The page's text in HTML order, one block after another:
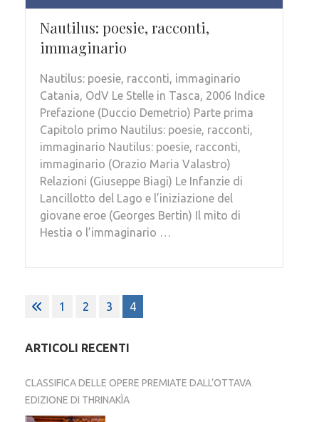
Nautilus: poesie, racconti,
immaginario
Nautilus: poesie, racconti, immaginario
Catania, OdV Le Stelle in Tasca, 2006 Indice
Prefazione (Duccio Demetrio) Parte prima
Capitolo primo Nautilus: poesie, racconti,
immaginario Nautilus: poesie, racconti,
immaginario (Orazio Maria Valastro)
Relazioni (Giuseppe Biagi) Le Infanzie di
Lancillotto del Lago e l’iniziazione del
giovane eroe (Georges Bertin) Il mito di
Hestia o l’immaginario …
Paginazione
articoli
1 2 3 4
ARTICOLI RECENTI
CLASSIFICA DELLE OPERE PREMIATE DALL’OTTAVA
EDIZIONE DI THRINAKÌA